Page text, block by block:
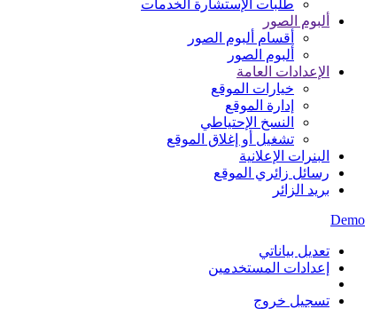
طلبات الإستشارة الخدمات
ألبوم الصور
أقسام ألبوم الصور
ألبوم الصور
الإعدادات العامة
خيارات الموقع
إدارة الموقع
النسخ الإحتياطي
تشغيل أو إغلاق الموقع
البنرات الإعلانية
رسائل زائري الموقع
بريد الزائر
Demo
تعديل بياناتي
إعدادات المستخدمين
تسجيل خروج